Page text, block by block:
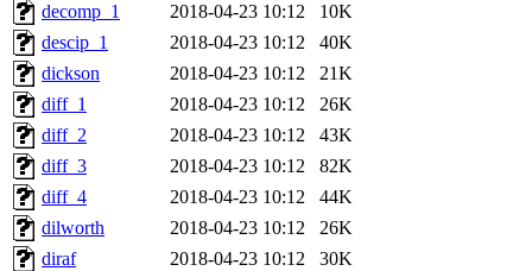
decomp_1
2018-04-23 10:12
10K
descip_1
2018-04-23 10:12
40K
dickson
2018-04-23 10:12
21K
diff_1
2018-04-23 10:12
26K
diff_2
2018-04-23 10:12
43K
diff_3
2018-04-23 10:12
82K
diff_4
2018-04-23 10:12
44K
dilworth
2018-04-23 10:12
26K
diraf
2018-04-23 10:12
30K